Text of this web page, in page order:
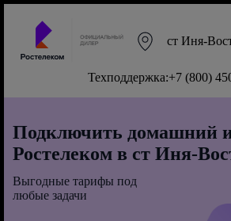
ст Иня-
Техподдержка:+7 (800)
Подключить домашний
Ростелеком в ст Иня-
Выгодные тарифы под
любые задачи